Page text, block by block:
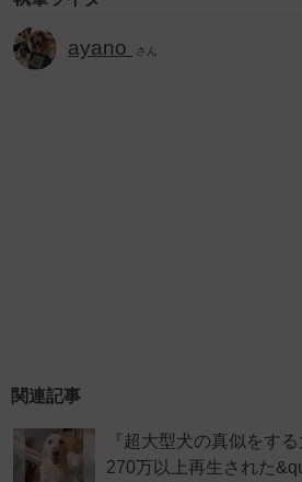
ayano さん
関連記事
『超大型犬の真似をす
270万以上再生された